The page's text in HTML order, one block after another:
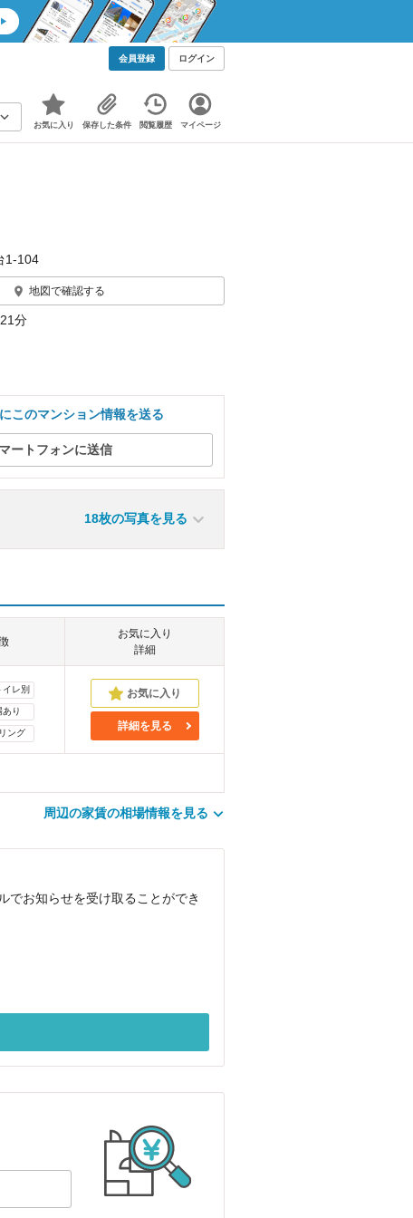
会員登録 ログイン
お気に入り 保存した条件 閲覧履歴 マイページ
1‐104
地図で確認する
分
このマンション情報を送る
ートフォンに送信
18枚の写真を見る
お気に入り
詳細
イレ別
あり
ング
詳細を見る
周辺の家賃の相場情報を見る
でお知らせを受け取ることができ